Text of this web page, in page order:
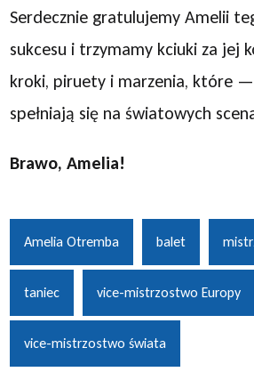
Serdecznie gratulujemy Amelii
sukcesu i trzymamy kciuki za jej
kroki, piruety i marzenia, które
spełniają się na światowych
Brawo, Amelia!
Amelia Otremba balet
taniec vice-mistrzostwo Europy
vice-mistrzostwo świata